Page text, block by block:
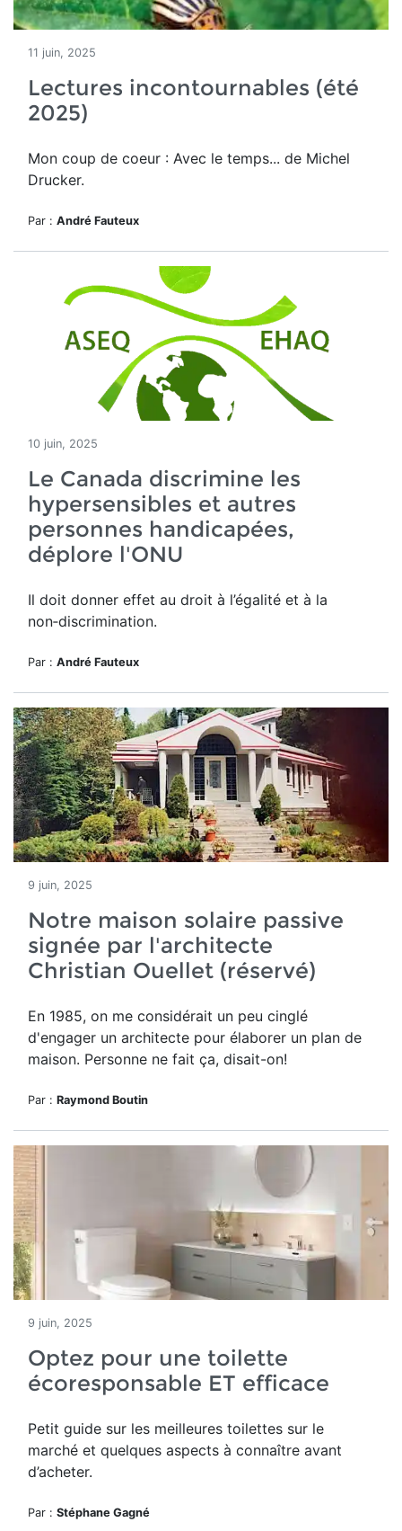
11 juin, 2025
Lectures incontournables (été
2025)
Mon coup de coeur : Avec le temps... de Michel
Drucker.
Par : André Fauteux
10 juin, 2025
Le Canada discrimine les
hypersensibles et autres
personnes handicapées,
déplore l'ONU
Il doit donner effet au droit à l’égalité et à la
non‑discrimination.
Par : André Fauteux
9 juin, 2025
Notre maison solaire passive
signée par l'architecte
Christian Ouellet (réservé)
En 1985, on me considérait un peu cinglé
d'engager un architecte pour élaborer un plan de
maison. Personne ne fait ça, disait-on!
Par : Raymond Boutin
9 juin, 2025
Optez pour une toilette
écoresponsable ET efficace
Petit guide sur les meilleures toilettes sur le
marché et quelques aspects à connaître avant
d’acheter.
Par : Stéphane Gagné